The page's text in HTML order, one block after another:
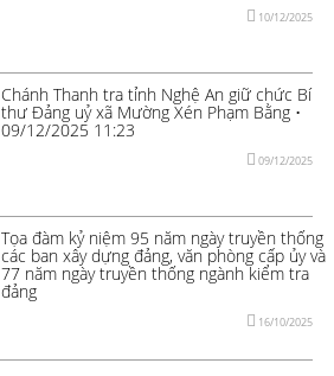
10/12/2025
Chánh Thanh tra tỉnh Nghệ An giữ chức Bí
thư Đảng uỷ xã Mường Xén Phạm Bằng •
09/12/2025 11:23
09/12/2025
Tọa đàm kỷ niệm 95 năm ngày truyền thống
các ban xây dựng đảng, văn phòng cấp ủy và
77 năm ngày truyền thống ngành kiểm tra
đảng
16/10/2025